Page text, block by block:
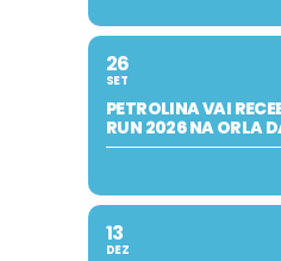
26
SET
PETROLINA VAI
RUN 2026 NA ORLA
13
DEZ